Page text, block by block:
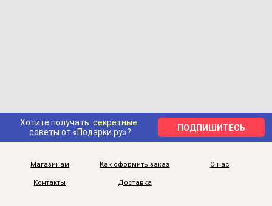
Хотите получать секретные
советы от «Подарки.ру»?
ПОДПИШИТЕСЬ
Магазинам Как оформить заказ О нас
Контакты Доставка